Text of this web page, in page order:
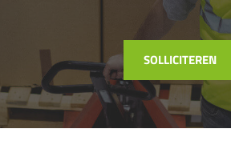
SOLLICITEREN